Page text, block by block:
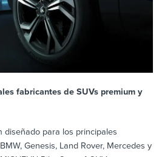
fabricantes de SUVs premium y
diseñado para los principales
Genesis, Land Rover, Mercedes y